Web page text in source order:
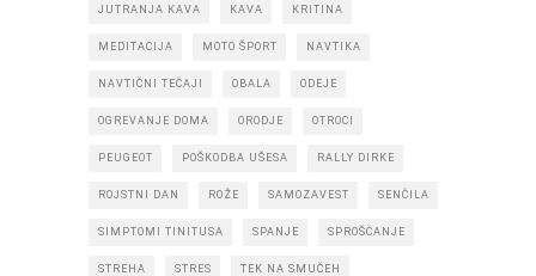
JUTRANJA KAVA KAVA KRITINA
MEDITACIJA MOTO ŠPORT NAVTIKA
NAVTIČNI TEČAJI OBALA ODEJE
OGREVANJE DOMA ORODJE OTROCI
PEUGEOT POŠKODBA UŠESA RALLY DIRKE
ROJSTNI DAN ROŽE SAMOZAVEST SENČILA
SIMPTOMI TINITUSA SPANJE SPROŠČANJE
STREHA STRES TEK NA SMUČEH